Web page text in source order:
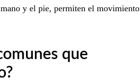
y el pie, permiten el movimiento
que